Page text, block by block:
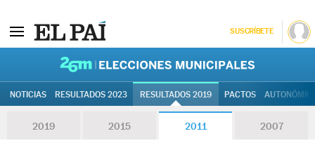
SUSCRÍBETE
NOTICIAS RESULTADOS 2023 RESULTADOS 2019 PACTOS
2019 2015 2011 2007